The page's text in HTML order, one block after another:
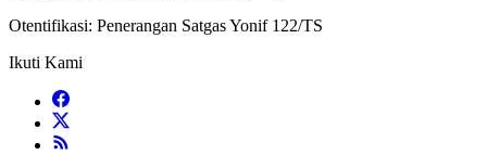
Otentifikasi: Penerangan Satgas Yonif 122/TS
Ikuti Kami